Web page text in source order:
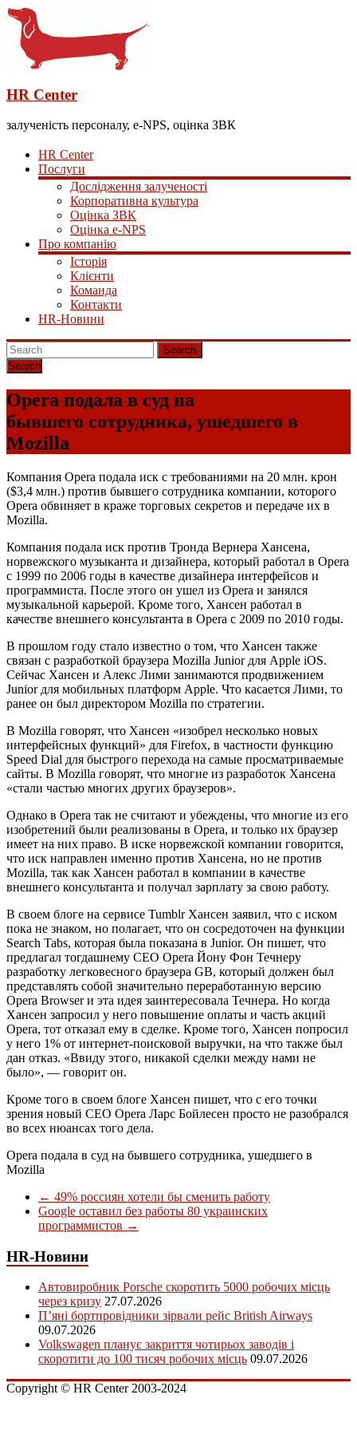
HR Center
залученість персоналу, e-NPS, оцінка ЗВК
HR Center
Послуги
Дослідження залученості
Корпоративна культура
Оцінка ЗВК
Оцінка e-NPS
Про компанію
Історія
Клієнти
Команда
Контакти
HR-Новини
Search
Opera подала в суд на
бывшего сотрудника, ушедшего в
Mozilla
Компания Opera подала иск с требованиями на 20 млн. крон
($3,4 млн.) против бывшего сотрудника компании, которого
Opera обвиняет в краже торговых секретов и передаче их в
Mozilla.
Компания подала иск против Тронда Вернера Хансена,
норвежского музыканта и дизайнера, который работал в Opera
с 1999 по 2006 годы в качестве дизайнера интерфейсов и
программиста. После этого он ушел из Opera и занялся
музыкальной карьерой. Кроме того, Хансен работал в
качестве внешнего консультанта в Opera с 2009 по 2010 годы.
В прошлом году стало известно о том, что Хансен также
связан с разработкой браузера Mozilla Junior для Apple iOS.
Сейчас Хансен и Алекс Лими занимаются продвижением
Junior для мобильных платформ Apple. Что касается Лими, то
ранее он был директором Mozilla по стратегии.
В Mozilla говорят, что Хансен «изобрел несколько новых
интерфейсных функций» для Firefox, в частности функцию
Speed Dial для быстрого перехода на самые просматриваемые
сайты. В Mozilla говорят, что многие из разработок Хансена
«стали частью многих других браузеров».
Однако в Opera так не считают и убеждены, что многие из его
изобретений были реализованы в Opera, и только их браузер
имеет на них право. В иске норвежской компании говорится,
что иск направлен именно против Хансена, но не против
Mozilla, так как Хансен работал в компании в качестве
внешнего консультанта и получал зарплату за свою работу.
В своем блоге на сервисе Tumblr Хансен заявил, что с иском
пока не знаком, но полагает, что он сосредоточен на функции
Search Tabs, которая была показана в Junior. Он пишет, что
предлагал тогдашнему CEO Opera Йону Фон Течнеру
разработку легковесного браузера GB, который должен был
представлять собой значительно переработанную версию
Opera Browser и эта идея заинтересовала Течнера. Но когда
Хансен запросил у него повышение оплаты и часть акций
Opera, тот отказал ему в сделке. Кроме того, Хансен попросил
у него 1% от интернет-поисковой выручки, на что также был
дан отказ. «Ввиду этого, никакой сделки между нами не
было», — говорит он.
Кроме того в своем блоге Хансен пишет, что с его точки
зрения новый CEO Opera Ларс Бойлесен просто не разобрался
во всех нюансах того дела.
Opera подала в суд на бывшего сотрудника, ушедшего в
Mozilla
← 49% россиян хотели бы сменить работу
Google оставил без работы 80 украинских
программистов →
HR-Новини
Автовиробник Porsche скоротить 5000 робочих місць
через кризу 27.07.2026
П’яні бортпровідники зірвали рейс British Airways
09.07.2026
Volkswagen планує закриття чотирьох заводів і
скоротити до 100 тисяч робочих місць 09.07.2026
Copyright © HR Center 2003-2024